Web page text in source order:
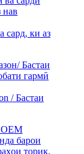
сард, ки аз
/ Бастаи